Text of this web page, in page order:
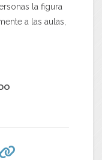
la figura
a las aulas,